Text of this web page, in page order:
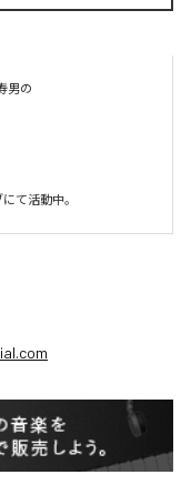
男の
て活動中。